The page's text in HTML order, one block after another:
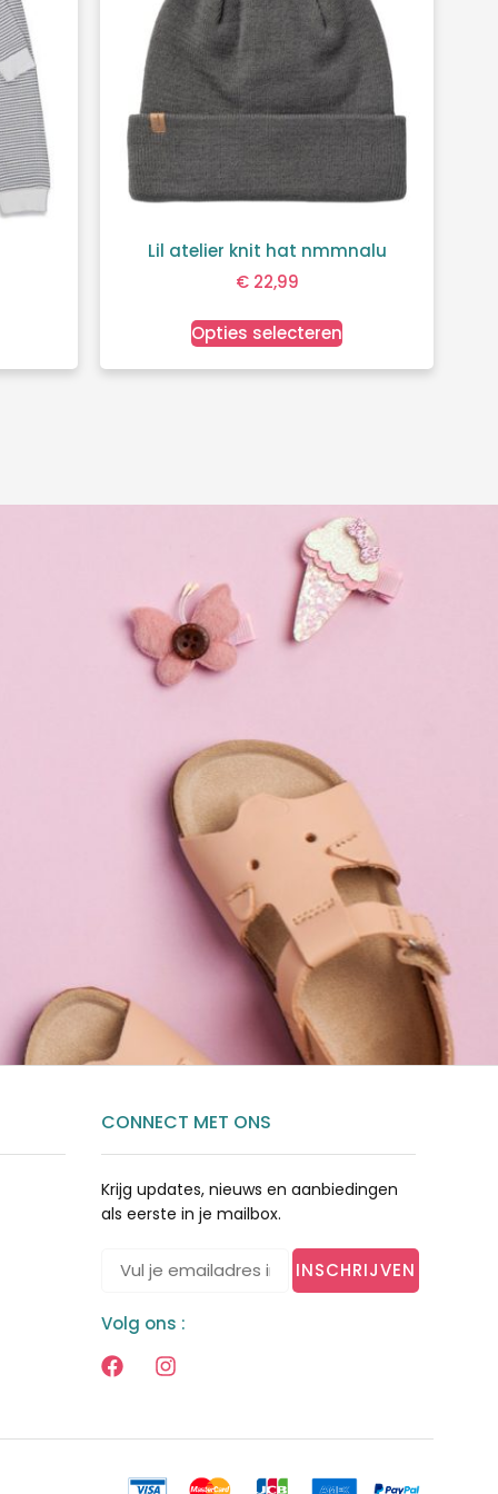
Lil atelier knit hat nmmnalu
€22,99
Opties selecteren
CONNECT MET ONS
Krijg updates, nieuws en aanbiedingen
als eerste in je mailbox.
INSCHRIJVEN
Volg ons :